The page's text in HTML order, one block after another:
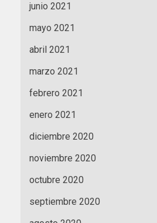
junio 2021
mayo 2021
abril 2021
marzo 2021
febrero 2021
enero 2021
diciembre 2020
noviembre 2020
octubre 2020
septiembre 2020